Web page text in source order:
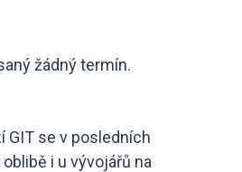
žádný termín.
GIT se v posledních
i u vývojářů na